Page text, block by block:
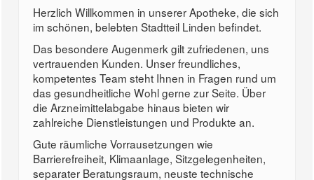
Herzlich Willkommen in unserer Apotheke, die sich
im schönen, belebten Stadtteil Linden befindet.
Das besondere Augenmerk gilt zufriedenen, uns
vertrauenden Kunden. Unser freundliches,
kompetentes Team steht Ihnen in Fragen rund um
das gesundheitliche Wohl gerne zur Seite. Über
die Arzneimittelabgabe hinaus bieten wir
zahlreiche Dienstleistungen und Produkte an.
Gute räumliche Vorrausetzungen wie
Barrierefreiheit, Klimaanlage, Sitzgelegenheiten,
separater Beratungsraum, neuste technische